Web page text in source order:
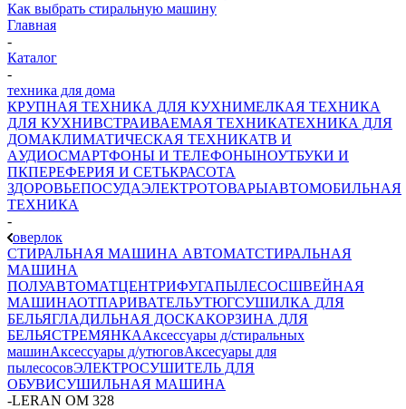
Как выбрать стиральную машину
Главная
-
Каталог
-
техника для дома
КРУПНАЯ ТЕХНИКА ДЛЯ КУХНИМЕЛКАЯ ТЕХНИКА
ДЛЯ КУХНИВСТРАИВАЕМАЯ ТЕХНИКАТЕХНИКА ДЛЯ
ДОМАКЛИМАТИЧЕСКАЯ ТЕХНИКАТВ И
AУДИОСМАРТФОНЫ И ТЕЛЕФОНЫНОУТБУКИ И
ПКПЕРЕФЕРИЯ И СЕТЬКРАСОТА
ЗДОРОВЬЕПОСУДАЭЛЕКТРОТОВАРЫАВТОМОБИЛЬНАЯ
ТЕХНИКА
-
оверлок
СТИРАЛЬНАЯ МАШИНА АВТОМАТСТИРАЛЬНАЯ
МАШИНА
ПОЛУАВТОМАТЦЕНТРИФУГАПЫЛЕСОСШВЕЙНАЯ
МАШИНАОТПАРИВАТЕЛЬУТЮГСУШИЛКА ДЛЯ
БЕЛЬЯГЛАДИЛЬНАЯ ДОСКАКОРЗИНА ДЛЯ
БЕЛЬЯСТРЕМЯНКААксессуары д/стиральных
машинАксессуары д/утюговАксесуары для
пылесосовЭЛЕКТРОСУШИТЕЛЬ ДЛЯ
ОБУВИСУШИЛЬНАЯ МАШИНА
-LERAN OM 328